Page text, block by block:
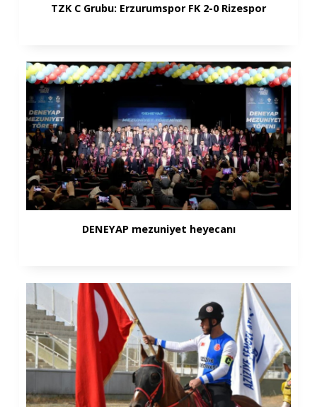
TZK C Grubu: Erzurumspor FK 2-0 Rizespor
DENEYAP mezuniyet heyecanı